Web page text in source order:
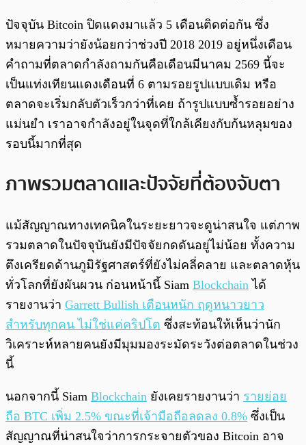
ปัจจุบัน Bitcoin ปิดแดงมาแล้ว 5 เดือนติดต่อกัน ซึ่ง
หมายความว่ายังน้อยกว่าช่วงปี 2018 2019 อยู่หนึ่งเดือน
คำถามที่ตลาดกำลังถามกันคือเดือนมีนาคม 2569 นี้จะ
เป็นแท่งเทียนแดงเดือนที่ 6 ตามรอยรูปแบบเดิม หรือ
ตลาดจะเริ่มกลับตัวเร็วกว่าที่เคย ถ้ารูปแบบซ้ำรอยอย่าง
แม่นยำ เราอาจกำลังอยู่ในจุดที่ใกล้เคียงกับก้นหลุมของ
รอบนี้มากที่สุด
ภาพรวมตลาดและปัจจัยที่ต้องจับตา
แม้สัญญาณทางเทคนิคในระยะยาวจะดูน่าสนใจ แต่ภาพ
รวมตลาดในปัจจุบันยังมีปัจจัยกดดันอยู่ไม่น้อย ทั้งความ
ตึงเครียดด้านภูมิรัฐศาสตร์ที่ยังไม่คลี่คลาย และตลาดหุ้น
ทั่วโลกที่ยังผันผวน ก่อนหน้านี้ Siam Blockchain ได้
รายงานว่า Garrett Bullish เตือนหนัก ฤดูหนาวยาว
สำหรับทุกคน ไม่ใช่แค่คริปโต ซึ่งสะท้อนให้เห็นว่านัก
วิเคราะห์หลายคนยังมีมุมมองระมัดระวังต่อตลาดในช่วง
นี้
นอกจากนี้ Siam Blockchain ยังเคยรายงานว่า รายย่อย
ถือ BTC เพิ่ม 2.5% ขณะที่เจ้ามือถือลดลง 0.8% ซึ่งเป็น
สัญญาณที่น่าสนใจว่าการกระจายตัวของ Bitcoin อาจ